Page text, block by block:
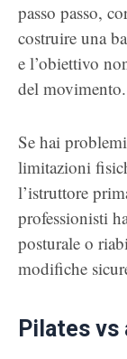
passo passo,
costruire una
e l’obiettivo
del movimento.
Se hai
limitazioni
l’istruttore
professionisti
posturale o
modifiche
Pilates